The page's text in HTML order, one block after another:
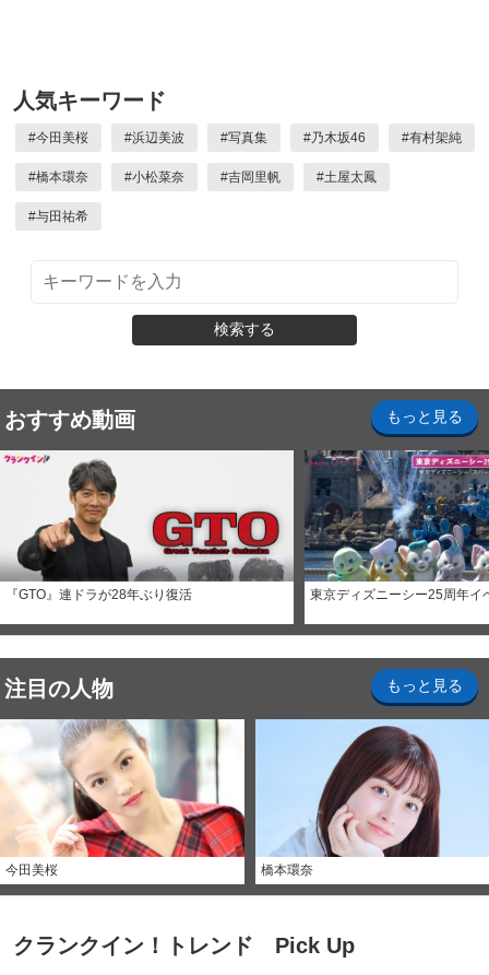
人気キーワード
#今田美桜 #浜辺美波 #写真集 #乃木坂46 #有村架純
#橋本環奈 #小松菜奈 #吉岡里帆 #土屋太鳳
#与田祐希
検索する
おすすめ動画 もっと見る
『GTO』連ドラが28年ぶり復活 東京ディズニーシー25周年イ
注目の人物 もっと見る
今田美桜 橋本環奈
クランクイン！トレンド Pick Up